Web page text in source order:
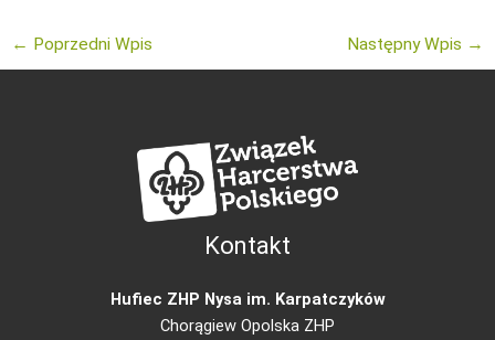
← Poprzedni Wpis Następny Wpis →
Kontakt
Hufiec ZHP Nysa im. Karpatczyków
Chorągiew Opolska ZHP